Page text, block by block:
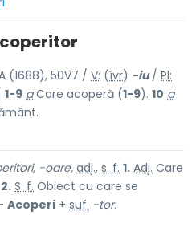
(1688), 50V7 / V: (îvr) -iu/ Pl:
1-9 aCare acoperă (1-9). 10 a
-oare, adj., s. f. 1. Adj. Care
2. S. f. Obiect cu care se
Acoperi + suf. -tor.